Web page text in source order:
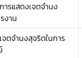
ารแสดงเจตจำนง
งาน
ตจำนงสุจริตในการ